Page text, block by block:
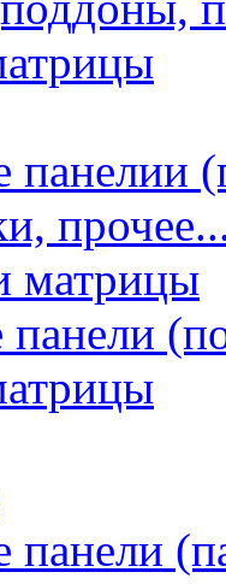
панелии
матрицы
панели